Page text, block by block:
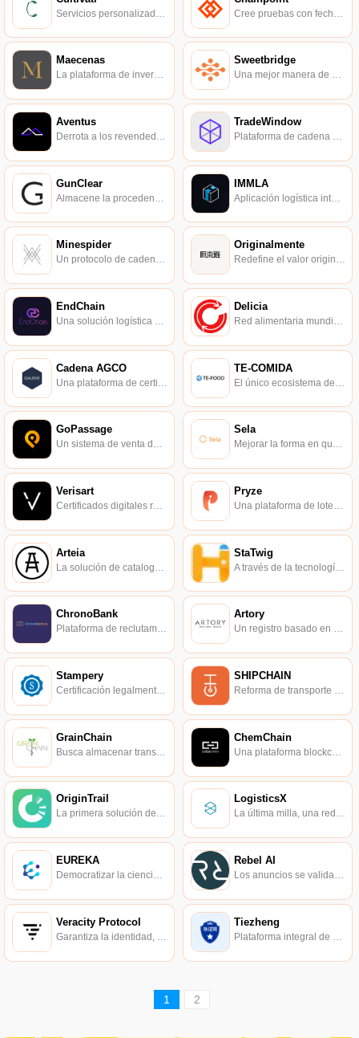
Maecenas
La plataforma de inversión en arte utiliza tecnología blockchain para hacer más eficiente la circulación del mercado del arte.
Sweetbridge
Una mejor manera de generar confianza entre ellos.
Aventus
Derrota a los revendedores, una solución de venta de entradas para eventos justa, segura y transparente.
TradeWindow
Plataforma de cadena de suministro de libro mayor distribuido.
GunClear IMMLA
Minespider
Un protocolo de cadena de bloques que supervisa la cadena de suministro de minería.
Originalmente
Redefine el valor original.
EndChain
Una solución logística completa.
Delicia
Red alimentaria mundial descentralizada.
Cadena AGCO TE-COMIDA
GoPassage
Un sistema de venta de entradas impulsado por blockchain.
Sela
Mejorar la forma en que se ingresa y se despliega la financiación en África.
Verisart
Certificados digitales registrados en blockchain y con sello de tiempo que representan auténticas obras de arte y coleccionables.
Pryze
Una plataforma de lotería demostrablemente justa basada en Ethereum.
Arteia StaTwig
ChronoBank
Plataforma de reclutamiento basada en blockchain.
Artory
Un registro basado en blockchain para rastrear la procedencia de obras de arte y coleccionables.
Stampery
Certificación legalmente válida de todos los documentos en lugar de un notario público.
SHIPCHAIN
Reforma de transporte marítimo y logística.
GrainChain
Busca almacenar transacciones de granos en la cadena de bloques.
ChemChain
OriginTrail
La primera solución de cadena de suministro basada en blockchain.
LogisticsX
La última milla, una red logística descentralizada sin confianza.
EUREKA
Democratizar la ciencia a través de la distribución, la transparencia.
Rebel AI
Los anuncios se validan con tecnología blockchain.
Veracity Protocol
Garantiza la identidad, autenticidad y demás condiciones de los elementos físicos.
Tiezheng
Plataforma integral de pruebas electrónicas.
1 2